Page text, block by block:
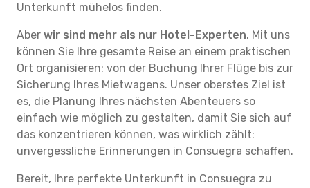
Unterkunft mühelos finden.
Aber wir sind mehr als nur Hotel-Experten. Mit uns
können Sie Ihre gesamte Reise an einem praktischen
Ort organisieren: von der Buchung Ihrer Flüge bis zur
Sicherung Ihres Mietwagens. Unser oberstes Ziel ist
es, die Planung Ihres nächsten Abenteuers so
einfach wie möglich zu gestalten, damit Sie sich auf
das konzentrieren können, was wirklich zählt:
unvergessliche Erinnerungen in Consuegra schaffen.
Bereit, Ihre perfekte Unterkunft in Consuegra zu